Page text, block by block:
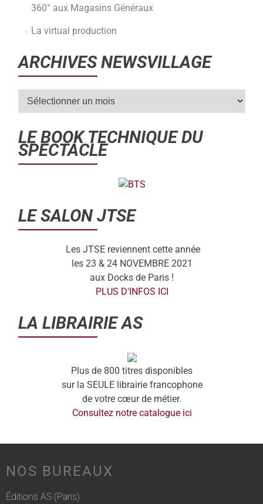
360° aux Magasins Généraux
La virtual production
ARCHIVES NEWSVILLAGE
LE BOOK TECHNIQUE DU
SPECTACLE
LE SALON JTSE
Les JTSE reviennent cette année
les 23 & 24 NOVEMBRE 2021
aux Docks de Paris !
PLUS D'INFOS ICI
LA LIBRAIRIE AS
Plus de 800 titres disponibles
sur la SEULE librairie francophone
de votre cœur de métier.
Consultez notre catalogue ici
NOS BUREAUX
Éditions AS (Paris)